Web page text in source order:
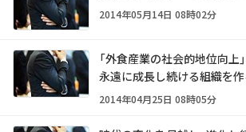
2014年05月14日 08時02分
「外食産業の社会的地位向上
永遠に成長し続ける組織を作
2014年04月25日 08時05分